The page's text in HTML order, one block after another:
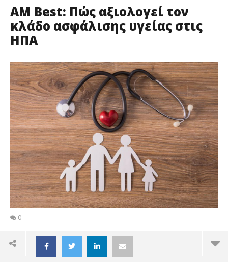
AM Best: Πώς αξιολογεί τον
κλάδο ασφάλισης υγείας στις
ΗΠΑ
0